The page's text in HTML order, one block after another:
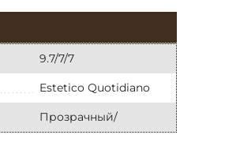
9.7/7/7
Estetico Quotidiano
Прозрачный/